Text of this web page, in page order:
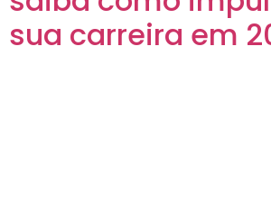
sua carreira em